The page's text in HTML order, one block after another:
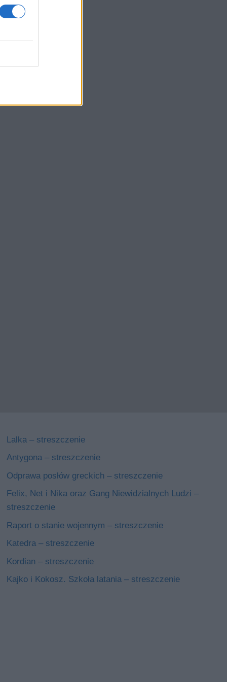
Lalka – streszczenie
Antygona – streszczenie
Odprawa posłów greckich – streszczenie
Felix, Net i Nika oraz Gang Niewidzialnych Ludzi –
streszczenie
Raport o stanie wojennym – streszczenie
Katedra – streszczenie
Kordian – streszczenie
Kajko i Kokosz. Szkoła latania – streszczenie